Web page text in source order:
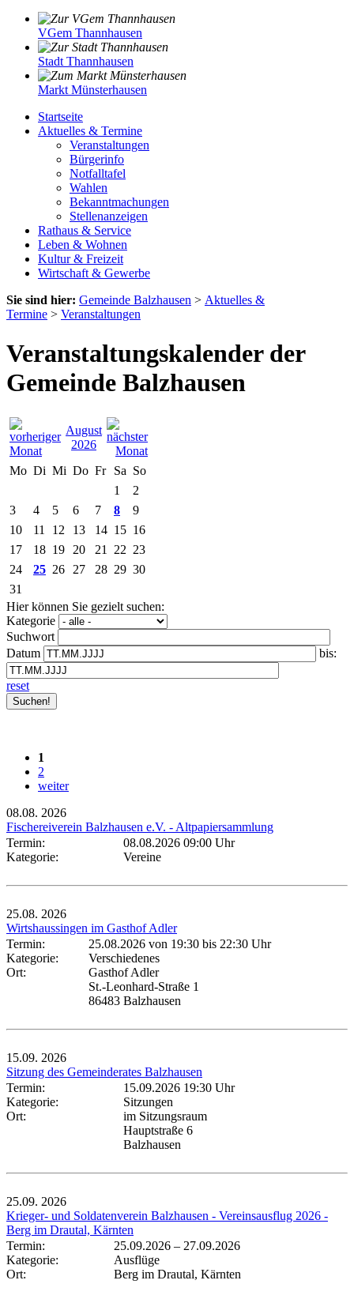
VGem Thannhausen
Stadt Thannhausen
Markt Münsterhausen
Startseite
Aktuelles & Termine
Veranstaltungen
Bürgerinfo
Notfalltafel
Wahlen
Bekanntmachungen
Stellenanzeigen
Rathaus & Service
Leben & Wohnen
Kultur & Freizeit
Wirtschaft & Gewerbe
Sie sind hier: Gemeinde Balzhausen > Aktuelles &
Termine > Veranstaltungen
Veranstaltungskalender der
Gemeinde Balzhausen
August
2026
Mo Di Mi Do Fr Sa So
1
2
3
4 5 6 7 8
9
10
11 12 13 14 15 16
17
18 19 20 21 22 23
24
25 26 27 28 29 30
31
Hier können Sie gezielt suchen:
Kategorie
Suchwort
Datum
bis:
reset
1
2
weiter
08.08. 2026
Fischereiverein Balzhausen e.V. - Altpapiersammlung
Termin:
08.08.2026 09:00 Uhr
Kategorie:
Vereine
25.08. 2026
Wirtshaussingen im Gasthof Adler
Termin:
25.08.2026 von 19:30 bis 22:30 Uhr
Kategorie:
Verschiedenes
Ort:
Gasthof Adler
St.-Leonhard-Straße 1
86483 Balzhausen
15.09. 2026
Sitzung des Gemeinderates Balzhausen
Termin:
15.09.2026 19:30 Uhr
Kategorie:
Sitzungen
Ort:
im Sitzungsraum
Hauptstraße 6
Balzhausen
25.09. 2026
Krieger- und Soldatenverein Balzhausen - Vereinsausflug 2026 -
Berg im Drautal, Kärnten
Termin:
25.09.2026 – 27.09.2026
Kategorie:
Ausflüge
Ort:
Berg im Drautal, Kärnten